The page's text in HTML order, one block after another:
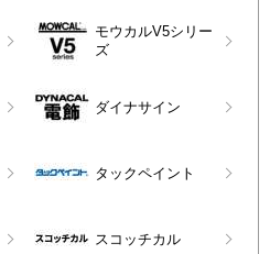
モウカルV5シリー
ズ
ダイナサイン
タックペイント
スコッチカル